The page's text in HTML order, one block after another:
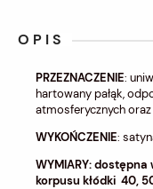
OPIS
PRZEZNACZENIE:
hartowany pałąk,
atmosferycznych
WYKOŃCZENIE:
WYMIARY:
korpusu kłódki 40,